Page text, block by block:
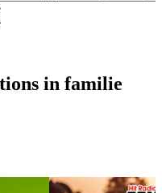
in familie